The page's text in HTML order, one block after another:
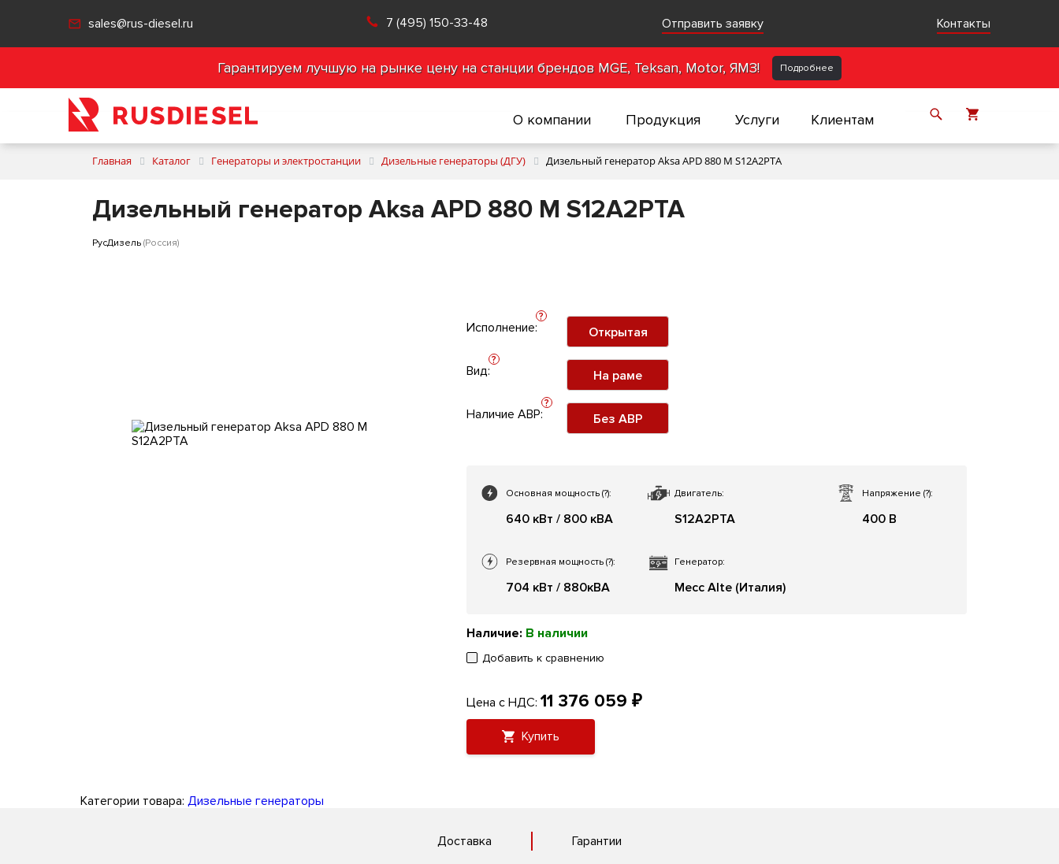
sales@rus-diesel.ru 7 (495) 150-33-48 Отправить заявку Контакты
Гарантируем лучшую на рынке цену на станции брендов MGE, Teksan, Motor, ЯМЗ! Подробнее
О компании Продукция Услуги Клиентам
Главная Каталог Генераторы и электростанции Дизельные генераторы (ДГУ) Дизельный генератор Aksa APD 880 M S12A2PTA
Дизельный генератор Aksa APD 880 M S12A2PTA
РусДизель (Россия)
Исполнение:
?
Открытая
Вид:
?
На раме
Наличие АВР:
?
Без АВР
Основная мощность (?):
640 кВт / 800 кВА
Двигатель:
S12A2PTA
Напряжение(?):
400 В
Резервная мощность (?):
704 кВт / 880кВА
Генератор:
Mecc Alte (Италия)
Наличие: В наличии
Добавить к сравнению
Цена с НДС: 11 376 059 ₽
Купить
Категории товара: Дизельные генераторы
Доставка Гарантии